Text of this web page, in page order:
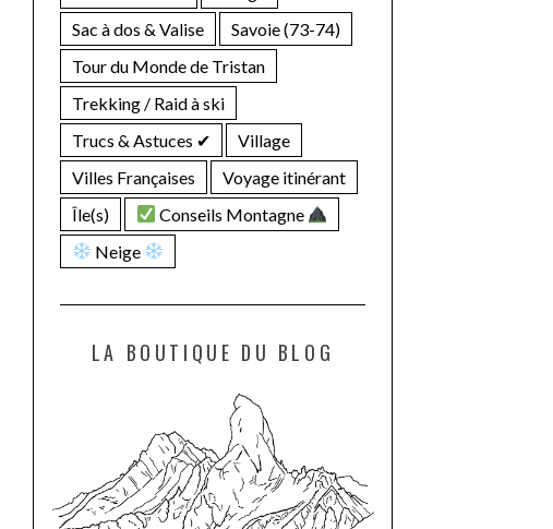
Sac à dos & Valise
Savoie (73-74)
Tour du Monde de Tristan
Trekking / Raid à ski
Trucs & Astuces ✔︎
Village
Villes Françaises
Voyage itinérant
Île(s)
Conseils Montagne
Neige
LA BOUTIQUE DU BLOG